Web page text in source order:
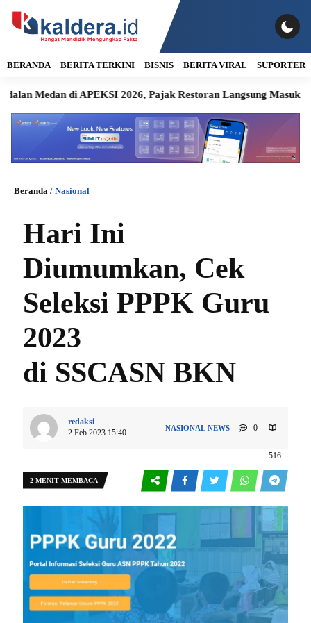
BERANDA BERITA TERKINI BISNIS BERITA VIRAL SUPORTER
di APEKSI 2026, Pajak Restoran Langsung Masuk Kas
Beranda / Nasional
Hari Ini
Diumumkan, Cek
Seleksi PPPK Guru
2023
di SSCASN BKN
redaksi
2 Feb 2023 15:40
NASIONAL NEWS 0
516
2 MENIT MEMBACA